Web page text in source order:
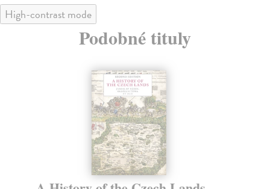
High-contrast mode
Podobné tituly